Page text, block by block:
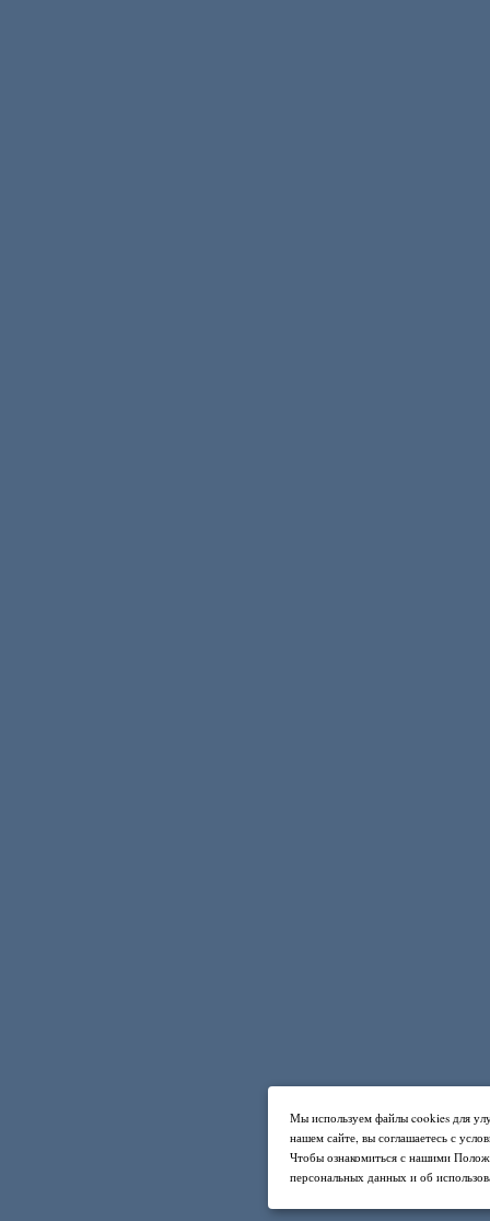
Мы используем файлы cookies для
нашем сайте, вы соглашаетесь с
Чтобы ознакомиться с нашими
персональных данных и об